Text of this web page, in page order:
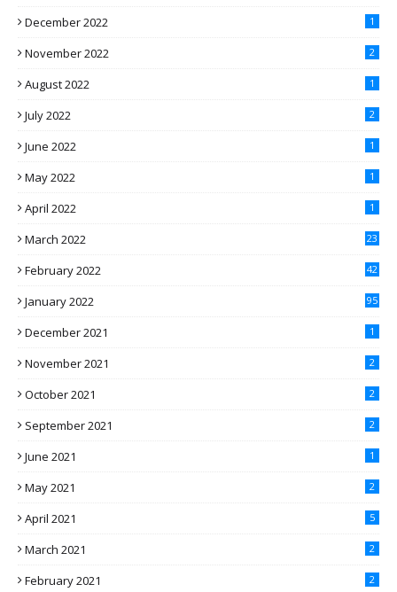
December 2022 1
November 2022 2
August 2022 1
July 2022 2
June 2022 1
May 2022 1
April 2022 1
March 2022 23
February 2022 42
January 2022 95
December 2021 1
November 2021 2
October 2021 2
September 2021 2
June 2021 1
May 2021 2
April 2021 5
March 2021 2
February 2021 2